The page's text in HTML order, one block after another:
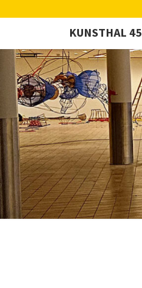
KUNSTHAL 45